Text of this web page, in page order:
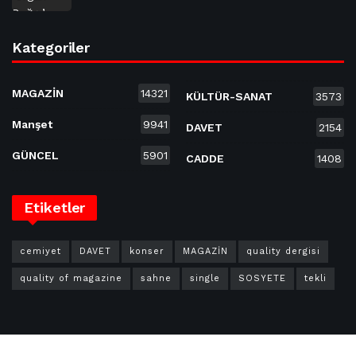
Kategoriler
MAGAZİN 14321
Manşet 9941
GÜNCEL 5901
KÜLTÜR-SANAT 3573
DAVET 2154
CADDE 1408
Etiketler
cemiyet DAVET konser MAGAZİN quality dergisi
quality of magazine sahne single SOSYETE tekli